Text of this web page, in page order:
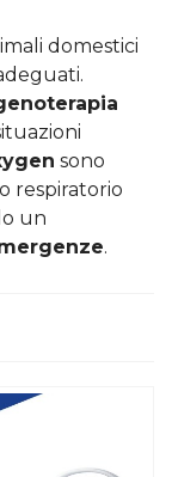
domestici
sono
respiratorio
un
.